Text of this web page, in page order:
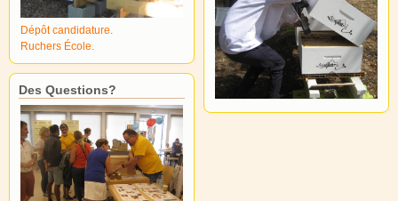
Dépôt candidature.
Ruchers École.
Des Questions?